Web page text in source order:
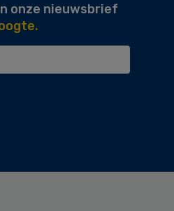
onze nieuwsbrief